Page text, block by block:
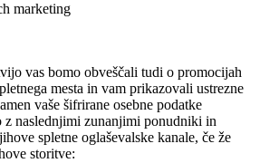
marketing
vas bomo obveščali tudi o promocijah
mesta in vam prikazovali ustrezne
vaše šifrirane osebne podatke
z naslednjimi zunanjimi ponudniki in
spletne oglaševalske kanale, če že
storitve: